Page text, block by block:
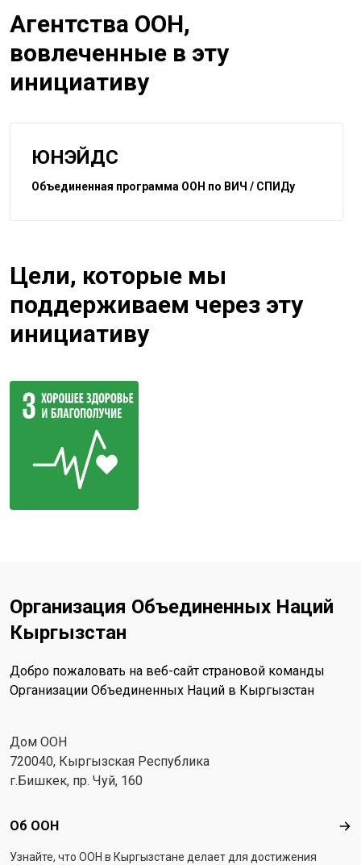
Агентства ООН,
вовлеченные в эту
инициативу
ЮНЭЙДС
Объединенная программа ООН по ВИЧ / СПИДу
Цели, которые мы
поддерживаем через эту
инициативу
Организация Объединенных Наций
Кыргызстан
Добро пожаловать на веб-сайт страновой команды
Организации Объединенных Наций в Кыргызстан
Дом ООН
720040, Кыргызская Республика
г.Бишкек, пр. Чуй, 160
Footer menu
Об ООН Об
Узнайте, что ООН в Кыргызстанe делает для достижения